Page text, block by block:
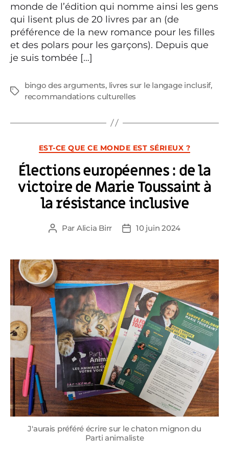
monde de l’édition qui nomme ainsi les gens
qui lisent plus de 20 livres par an (de
préférence de la new romance pour les filles
et des polars pour les garçons). Depuis que
je suis tombée […]
Étiquettes
bingo des arguments, livres sur le langage inclusif,
recommandations culturelles
Catégories
EST-CE QUE CE MONDE EST SÉRIEUX ?
Élections européennes : de la
victoire de Marie Toussaint à
la résistance inclusive
Auteur
Par Alicia Birr
Date10 juin 2024
J'aurais préféré écrire sur le chaton mignon du
Parti animaliste